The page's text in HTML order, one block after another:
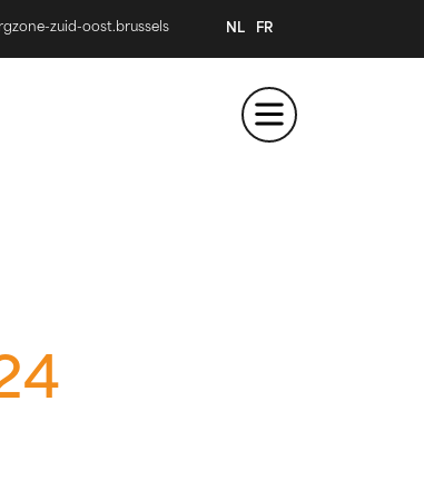
zuid-oost.brussels NL FR